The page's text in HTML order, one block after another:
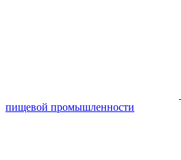
пищевой промышленности